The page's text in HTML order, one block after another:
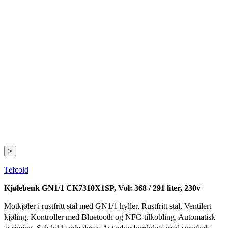
>
Tefcold
Kjølebenk GN1/1 CK7310X1SP, Vol: 368 / 291 liter, 230v
Motkjøler i rustfritt stål med GN1/1 hyller, Rustfritt stål, Ventilert
kjøling, Kontroller med Bluetooth og NFC-tilkobling, Automatisk